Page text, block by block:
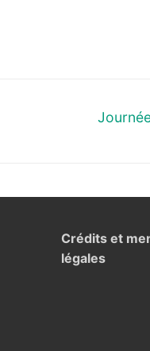
Next
Crédits et
légales